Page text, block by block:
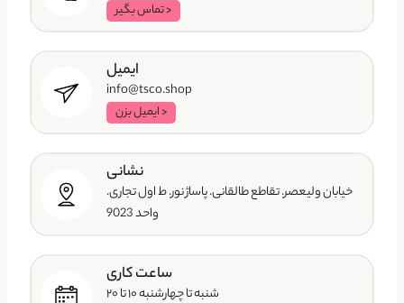
< تماس بگیر
ایمیل
info@tsco.shop
< ایمیل بزن
نشانی
خیابان ولیعصر. تقاطع طالقانی. پاساژ نور. ط اول تجاری.
واحد 9023
ساعت کاری
شنبه تا چهارشنبه ۱۰ تا ۲۰